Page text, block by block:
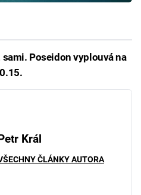
Poseidon vyplouvá na
Petr Král
ČLÁNKY AUTORA